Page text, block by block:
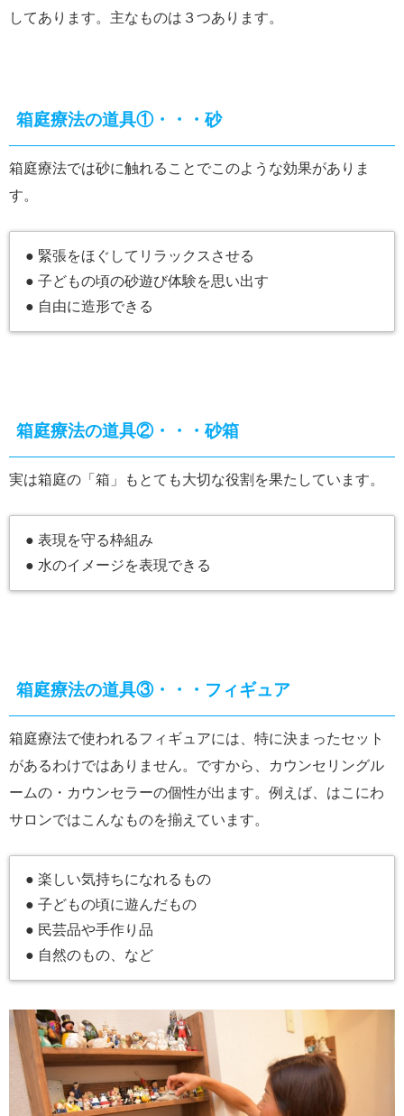
してあります。主なものは３つあります。
箱庭療法の道具①・・・砂
箱庭療法では砂に触れることでこのような効果がありま
す。
● 緊張をほぐしてリラックスさせる
● 子どもの頃の砂遊び体験を思い出す
● 自由に造形できる
箱庭療法の道具②・・・砂箱
実は箱庭の「箱」もとても大切な役割を果たしています。
● 表現を守る枠組み
● 水のイメージを表現できる
箱庭療法の道具③・・・フィギュア
箱庭療法で使われるフィギュアには、特に決まったセット
があるわけではありません。ですから、カウンセリングル
ームの・カウンセラーの個性が出ます。例えば、はこにわ
サロンではこんなものを揃えています。
● 楽しい気持ちになれるもの
● 子どもの頃に遊んだもの
● 民芸品や手作り品
● 自然のもの、など